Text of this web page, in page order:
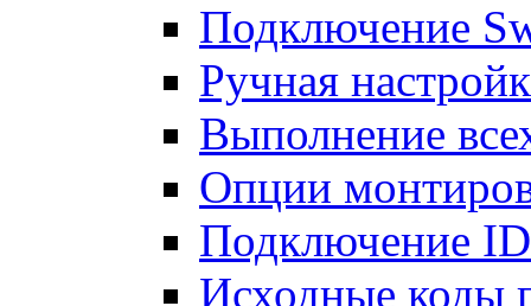
Подключение
Ручная
Выполнение
Опции
Подключение
Исходные коды